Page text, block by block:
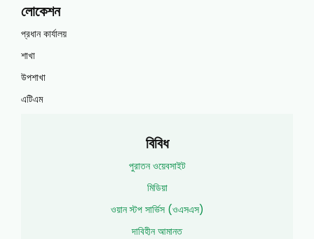
লোকেশন
প্রধান কার্যালয়
শাখা
উপশাখা
এটিএম
বিবিধ
পুরাতন ওয়েবসাইট
মিডিয়া
ওয়ান স্টপ সার্ভিস (ওএসএস)
দাবিহীন আমানত